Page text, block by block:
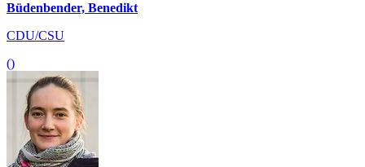
Büdenbender, Benedikt
CDU/CSU
()